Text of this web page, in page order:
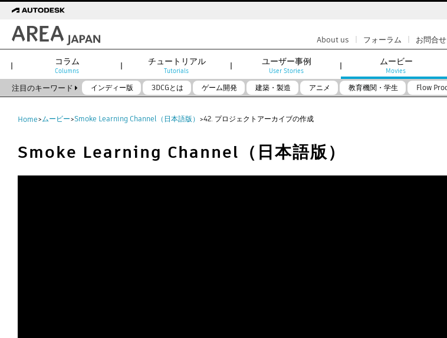
About us | フォーラム | お問合せ
コラム
Columns
チュートリアル
Tutorials
ユーザー事例
User Stories
ムービー
Movies
注目のキーワード インディー版 3DCGとは ゲーム開発 建築・製造 アニメ 教育機関・学生 Flow
Home>ムービー>Smoke Learning Channel（日本語版） >42. プロジェクトアーカイブの作成
Smoke Learning Channel（日本語版）